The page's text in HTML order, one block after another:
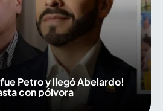
fue Petro y llegó Abelardo!
con pólvora